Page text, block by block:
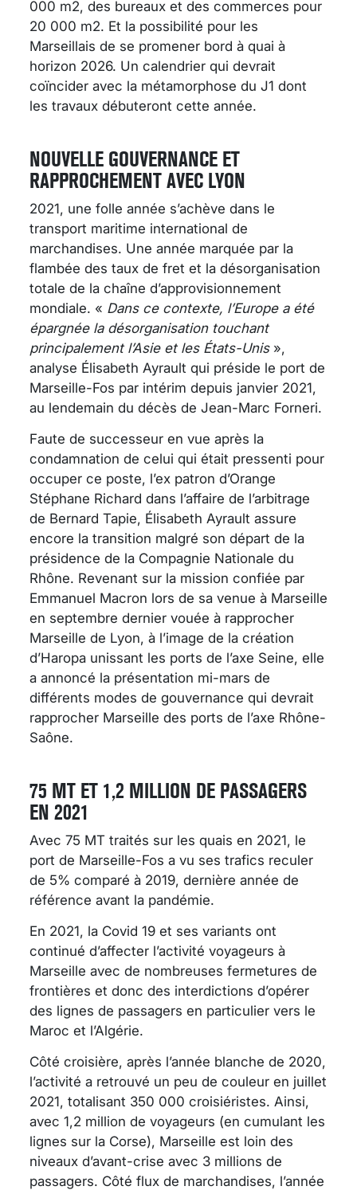
000 m2, des bureaux et des commerces pour
20 000 m2. Et la possibilité pour les
Marseillais de se promener bord à quai à
horizon 2026. Un calendrier qui devrait
coïncider avec la métamorphose du J1 dont
les travaux débuteront cette année.
NOUVELLE GOUVERNANCE ET
RAPPROCHEMENT AVEC LYON
2021, une folle année s’achève dans le
transport maritime international de
marchandises. Une année marquée par la
flambée des taux de fret et la désorganisation
totale de la chaîne d’approvisionnement
mondiale. « Dans ce contexte, l’Europe a été
épargnée la désorganisation touchant
principalement l’Asie et les États-Unis»,
analyse Élisabeth Ayrault qui préside le port de
Marseille-Fos par intérim depuis janvier 2021,
au lendemain du décès de Jean-Marc Forneri.
Faute de successeur en vue après la
condamnation de celui qui était pressenti pour
occuper ce poste, l’ex patron d’Orange
Stéphane Richard dans l’affaire de l’arbitrage
de Bernard Tapie, Élisabeth Ayrault assure
encore la transition malgré son départ de la
présidence de la Compagnie Nationale du
Rhône. Revenant sur la mission confiée par
Emmanuel Macron lors de sa venue à Marseille
en septembre dernier vouée à rapprocher
Marseille de Lyon, à l’image de la création
d’Haropa unissant les ports de l’axe Seine, elle
a annoncé la présentation mi-mars de
différents modes de gouvernance qui devrait
rapprocher Marseille des ports de l’axe Rhône-
Saône.
75 MT ET 1,2 MILLION DE PASSAGERS
EN 2021
Avec 75 MT traités sur les quais en 2021, le
port de Marseille-Fos a vu ses trafics reculer
de 5% comparé à 2019, dernière année de
référence avant la pandémie.
En 2021, la Covid 19 et ses variants ont
continué d’affecter l’activité voyageurs à
Marseille avec de nombreuses fermetures de
frontières et donc des interdictions d’opérer
des lignes de passagers en particulier vers le
Maroc et l’Algérie.
Côté croisière, après l’année blanche de 2020,
l’activité a retrouvé un peu de couleur en juillet
2021, totalisant 350 000 croisiéristes. Ainsi,
avec 1,2 million de voyageurs (en cumulant les
lignes sur la Corse), Marseille est loin des
niveaux d’avant-crise avec 3 millions de
passagers. Côté flux de marchandises, l’année